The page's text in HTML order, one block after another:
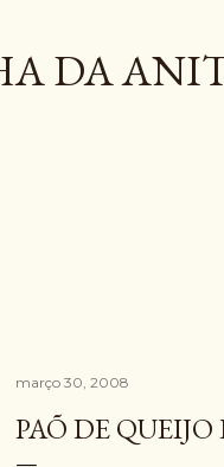
DA
março 30, 2008
PAÕ DE